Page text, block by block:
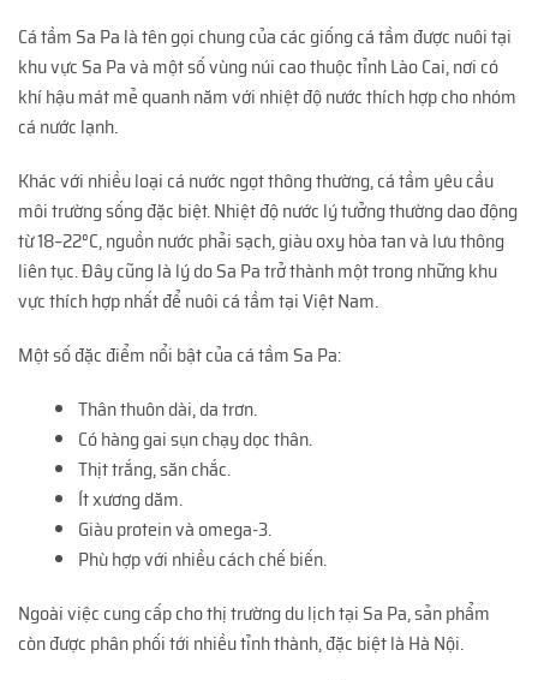
Cá tầm Sa Pa là tên gọi chung của các giống cá tầm được nuôi tại
khu vực Sa Pa và một số vùng núi cao thuộc tỉnh Lào Cai, nơi có
khí hậu mát mẻ quanh năm với nhiệt độ nước thích hợp cho nhóm
cá nước lạnh.
Khác với nhiều loại cá nước ngọt thông thường, cá tầm yêu cầu
môi trường sống đặc biệt. Nhiệt độ nước lý tưởng thường dao động
từ 18–22°C, nguồn nước phải sạch, giàu oxy hòa tan và lưu thông
liên tục. Đây cũng là lý do Sa Pa trở thành một trong những khu
vực thích hợp nhất để nuôi cá tầm tại Việt Nam.
Một số đặc điểm nổi bật của cá tầm Sa Pa:
Thân thuôn dài, da trơn.
Có hàng gai sụn chạy dọc thân.
Thịt trắng, săn chắc.
Ít xương dăm.
Giàu protein và omega-3.
Phù hợp với nhiều cách chế biến.
Ngoài việc cung cấp cho thị trường du lịch tại Sa Pa, sản phẩm
còn được phân phối tới nhiều tỉnh thành, đặc biệt là Hà Nội.